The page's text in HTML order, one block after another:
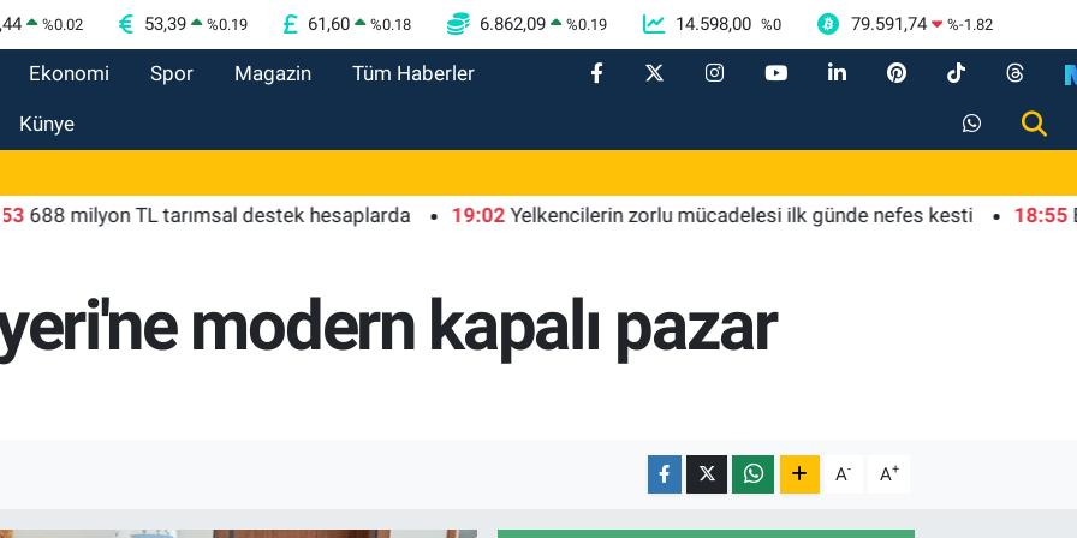
%0.02 53,39 %0.19 61,60 %0.18 6.862,09 %0.19 14.598,00 %0 79.591,74 %-1.82
Ekonomi Spor Magazin Tüm Haberler
Künye
TL tarımsal destek hesaplarda 19:02 Yelkencilerin zorlu mücadelesi ilk günde nefes kesti 18:55
modern kapalı pazar
A- A+